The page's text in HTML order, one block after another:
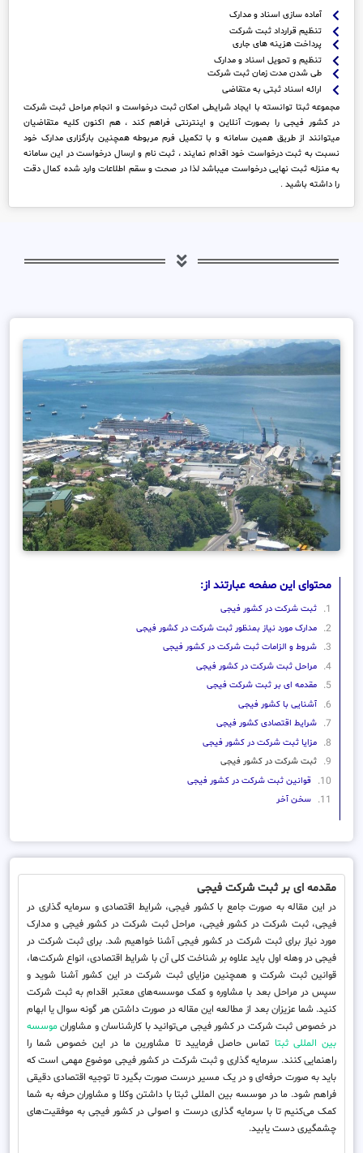
آماده سازی اسناد و مدارک
تنظیم قرارداد ثبت شرکت
پرداخت هزینه های جاری
تنظیم و تحویل اسناد و مدارک
طی شدن مدت زمان ثبت شرکت
ارائه اسناد ثبتی به متقاضی
مجموعه ثبتا توانسته با ایجاد شرایطی امکان ثبت درخواست و انجام مراحل ثبت شرکت
در کشور فیجی را بصورت آنلاین و اینترنتی فراهم کند ، هم اکنون کلیه متقاضیان
میتوانند از طریق همین سامانه و با تکمیل فرم مربوطه همچنین بارگزاری مدارک خود
نسبت به ثبت درخواست خود اقدام نمایند ، ثبت نام و ارسال درخواست در این سامانه
به منزله ثبت نهایی درخواست میباشد لذا در صحت و سقم اطلاعات وارد شده کمال دقت
را داشته باشید .
محتوای این صفحه عبارتند از:
ثبت شرکت در کشور فیجی
مدارک مورد نیاز بمنظور ثبت شرکت در کشور فیجی
شروط و الزامات ثبت شرکت در کشور فیجی
مراحل ثبت شرکت در کشور فیجی
مقدمه ای بر ثبت شرکت فیجی
آشنایی با کشور فیجی
شرایط اقتصادی کشور فیجی
مزایا ثبت شرکت در کشور فیجی
ثبت شرکت در کشور فیجی
قوانین ثبت شرکت در کشور فیجی
سخن آخر
مقدمه ای بر ثبت شرکت فیجی
در این مقاله به صورت جامع با کشور فیجی، شرایط اقتصادی و سرمایه گذاری در
فیجی، ثبت شرکت در کشور فیجی، مراحل ثبت شرکت در کشور فیجی و مدارک
مورد نیاز برای ثبت شرکت در کشور فیجی آشنا خواهیم شد. برای ثبت شرکت در
فیجی در وهله اول باید علاوه بر شناخت کلی آن با شرایط اقتصادی، انواع شرکت‌ها،
قوانین ثبت شرکت و همچنین مزایای ثبت شرکت در این کشور آشنا شوید و
سپس در مراحل بعد با مشاوره و کمک موسسه‌های معتبر اقدام به ثبت شرکت
کنید. شما عزیزان بعد از مطالعه این مقاله در صورت داشتن هر گونه سوال یا ابهام
در خصوص ثبت شرکت در کشور فیجی می‌توانید با کارشناسان و مشاورانموسسه
بین المللی ثبتا تماس حاصل فرمایید تا مشاورین ما در این خصوص شما را
راهنمایی کنند. سرمایه گذاری و ثبت شرکت در کشور فیجی موضوع مهمی است که
باید به صورت حرفه‌ای و در یک مسیر درست صورت بگیرد تا توجیه اقتصادی دقیقی
فراهم شود. ما در موسسه بین المللی ثبتا با داشتن وکلا و مشاوران حرفه به شما
کمک می‌کنیم تا با سرمایه گذاری درست و اصولی در کشور فیجی به موفقیت‌های
چشمگیری دست یابید.